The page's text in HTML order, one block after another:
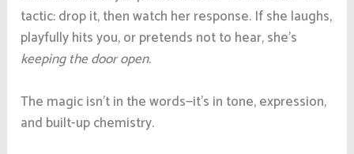
tactic: drop it, then watch her response. If she laughs,
playfully hits you, or pretends not to hear, she’s
keeping the door open.
The magic isn’t in the words—it’s in tone, expression,
and built-up chemistry.